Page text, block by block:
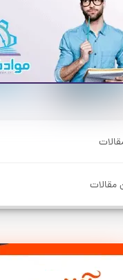
مقالات